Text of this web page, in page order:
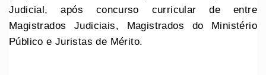
Judicial, após concurso curricular de entre
Magistrados Judiciais, Magistrados do Ministério
Público e Juristas de Mérito.